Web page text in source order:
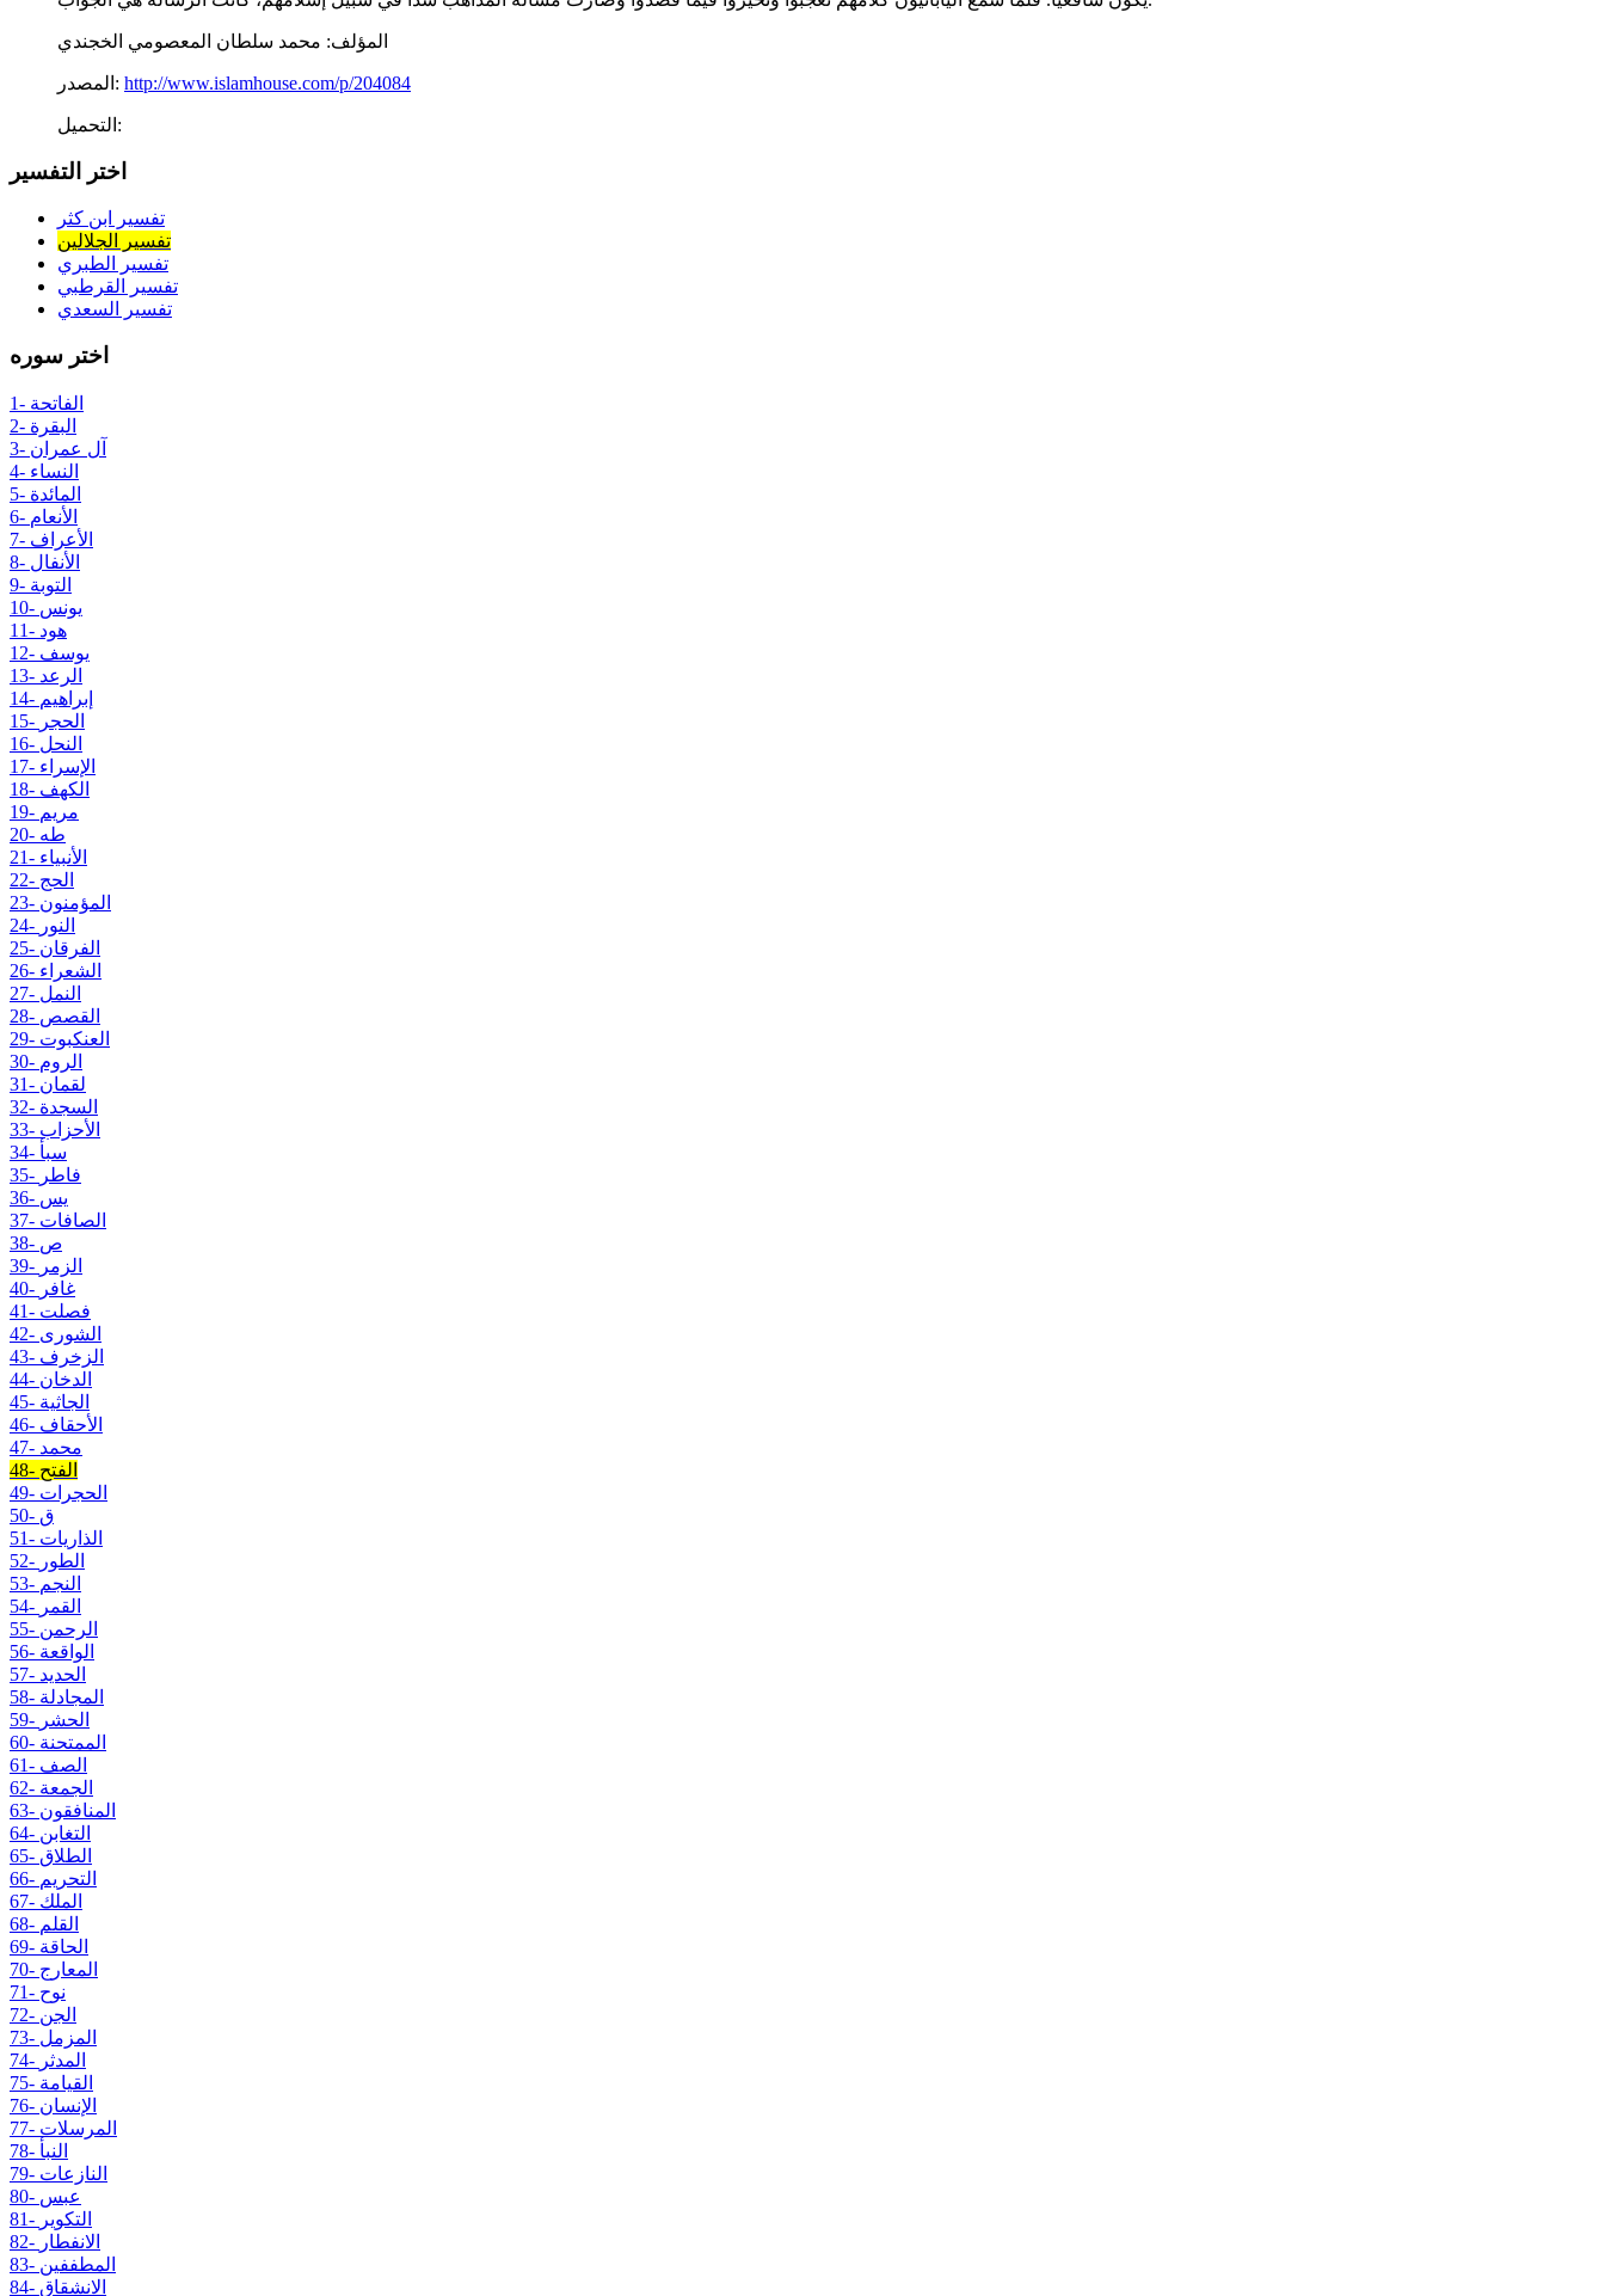
المؤلف: محمد سلطان المعصومي الخجندي
المصدر: http://www.islamhouse.com/p/204084
التحميل:
اختر التفسير
تفسير ابن كثر
تفسير الجلالين
تفسير الطبري
تفسير القرطبي
تفسير السعدي
اختر سوره
1- الفاتحة
2- البقرة
3- آل عمران
4- النساء
5- المائدة
6- الأنعام
7- الأعراف
8- الأنفال
9- التوبة
10- يونس
11- هود
12- يوسف
13- الرعد
14- إبراهيم
15- الحجر
16- النحل
17- الإسراء
18- الكهف
19- مريم
20- طه
21- الأنبياء
22- الحج
23- المؤمنون
24- النور
25- الفرقان
26- الشعراء
27- النمل
28- القصص
29- العنكبوت
30- الروم
31- لقمان
32- السجدة
33- الأحزاب
34- سبأ
35- فاطر
36- يس
37- الصافات
38- ص
39- الزمر
40- غافر
41- فصلت
42- الشورى
43- الزخرف
44- الدخان
45- الجاثية
46- الأحقاف
47- محمد
48- الفتح
49- الحجرات
50- ق
51- الذاريات
52- الطور
53- النجم
54- القمر
55- الرحمن
56- الواقعة
57- الحديد
58- المجادلة
59- الحشر
60- الممتحنة
61- الصف
62- الجمعة
63- المنافقون
64- التغابن
65- الطلاق
66- التحريم
67- الملك
68- القلم
69- الحاقة
70- المعارج
71- نوح
72- الجن
73- المزمل
74- المدثر
75- القيامة
76- الإنسان
77- المرسلات
78- النبأ
79- النازعات
80- عبس
81- التكوير
82- الانفطار
83- المطففين
84- الانشقاق